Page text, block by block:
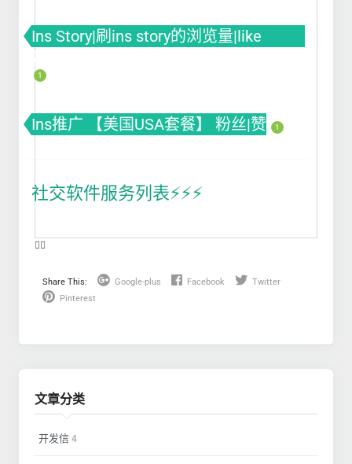
Ins Story|刷ins story的浏览量|like
赞|impression曝光|投票Poll
1
Ins推广 【美国USA套餐】 粉丝|赞 1
社交软件服务列表⚡️⚡️⚡️
❤️‍🔥
Share This: Google-plus Facebook
Twitter
Pinterest
文章分类
开发信 4